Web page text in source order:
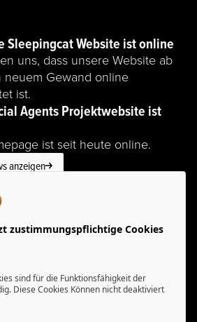
zustimmungspflichtige Cookies
sind für die Funktionsfähigkeit der
Diese Cookies Können nicht deaktiviert
Sleepingcat Website ist online
uns, dass unsere Website ab
neuem Gewand online
ist.
Agents Projektwebsite ist
ist seit heute online.
anzeigen